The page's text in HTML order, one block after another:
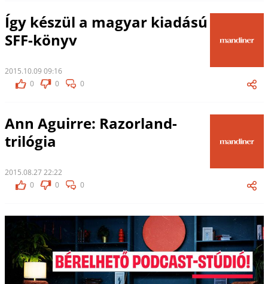
Így készül a magyar kiadású
SFF-könyv
2015.10.09 09:16
0
0 0
Ann Aguirre: Razorland-
trilógia
2015.08.27 22:22
0
0 0